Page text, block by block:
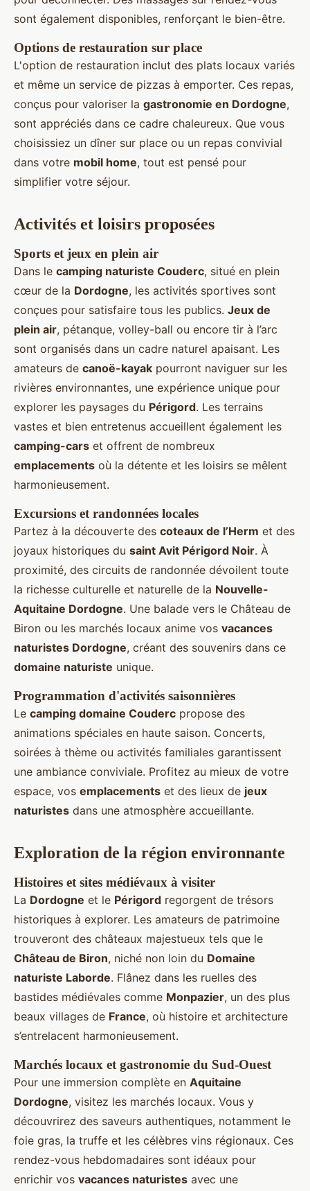
sont également disponibles, renforçant le bien-être.
Options de restauration sur place
L'option de restauration inclut des plats locaux variés
et même un service de pizzas à emporter. Ces repas,
conçus pour valoriser la gastronomie en Dordogne,
sont appréciés dans ce cadre chaleureux. Que vous
choisissiez un dîner sur place ou un repas convivial
dans votre mobil home, tout est pensé pour
simplifier votre séjour.
Activités et loisirs proposées
Sports et jeux en plein air
Dans le camping naturiste Couderc, situé en plein
cœur de la Dordogne, les activités sportives sont
conçues pour satisfaire tous les publics. Jeux de
plein air, pétanque, volley-ball ou encore tir à l’arc
sont organisés dans un cadre naturel apaisant. Les
amateurs de canoë-kayak pourront naviguer sur les
rivières environnantes, une expérience unique pour
explorer les paysages du Périgord. Les terrains
vastes et bien entretenus accueillent également les
camping-cars et offrent de nombreux
emplacements où la détente et les loisirs se mêlent
harmonieusement.
Excursions et randonnées locales
Partez à la découverte des coteaux de l’Herm et des
joyaux historiques du saint Avit Périgord Noir. À
proximité, des circuits de randonnée dévoilent toute
la richesse culturelle et naturelle de la Nouvelle-
Aquitaine Dordogne. Une balade vers le Château de
Biron ou les marchés locaux anime vos vacances
naturistes Dordogne, créant des souvenirs dans ce
domaine naturiste unique.
Programmation d'activités saisonnières
Le camping domaine Couderc propose des
animations spéciales en haute saison. Concerts,
soirées à thème ou activités familiales garantissent
une ambiance conviviale. Profitez au mieux de votre
espace, vos emplacements et des lieux de jeux
naturistes dans une atmosphère accueillante.
Exploration de la région environnante
Histoires et sites médiévaux à visiter
La Dordogne et le Périgord regorgent de trésors
historiques à explorer. Les amateurs de patrimoine
trouveront des châteaux majestueux tels que le
Château de Biron, niché non loin du Domaine
naturiste Laborde. Flânez dans les ruelles des
bastides médiévales comme Monpazier, un des plus
beaux villages de France, où histoire et architecture
s’entrelacent harmonieusement.
Marchés locaux et gastronomie du Sud-Ouest
Pour une immersion complète en Aquitaine
Dordogne, visitez les marchés locaux. Vous y
découvrirez des saveurs authentiques, notamment le
foie gras, la truffe et les célèbres vins régionaux. Ces
rendez-vous hebdomadaires sont idéaux pour
enrichir vos vacances naturistes avec une